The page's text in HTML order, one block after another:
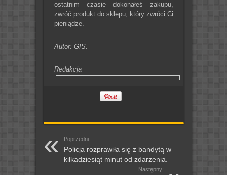
ostatnim czasie dokonałeś zakupu,
zwróć produkt do sklepu, który zwróci Ci
pieniądze.
Autor: GIS.
Redakcja
Poprzedni:
Policja rozprawiła się z bandytą w
kilkadziesiąt minut od zdarzenia.
Następny: